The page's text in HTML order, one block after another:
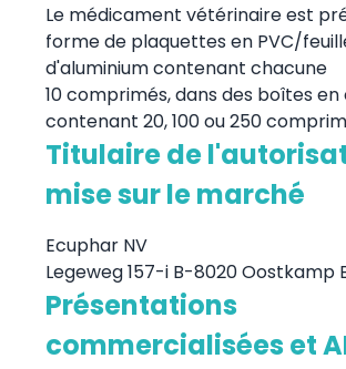
Le médicament vétérinaire est
forme de plaquettes en PVC/
d'aluminium contenant chacune
10 comprimés, dans des boîtes
contenant 20, 100 ou 250
Titulaire de
mise sur le marché
Ecuphar NV
Legeweg 157-i B-8020 Oostkamp
Présentations
commercialisées et